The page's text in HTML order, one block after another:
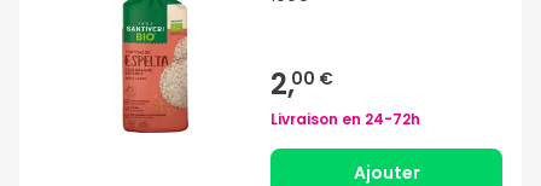
2,00 €
Livraison en 24-72h
Ajouter